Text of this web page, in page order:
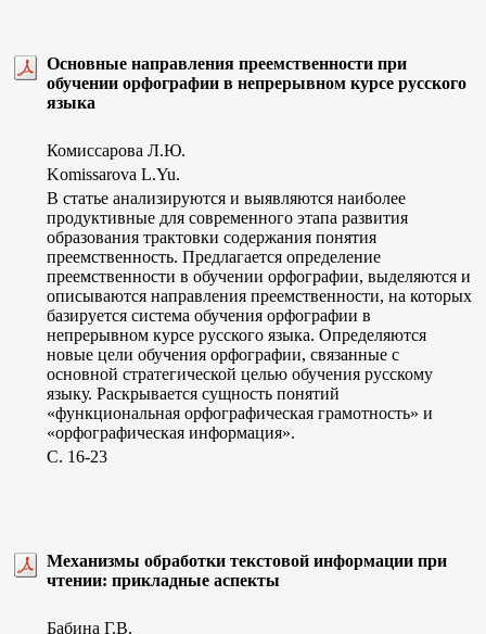
Основные направления преемственности при
обучении орфографии в непрерывном курсе русского
языка
Комиссарова Л.Ю.
Komissarova L.Yu.
В статье анализируются и выявляются наиболее
продуктивные для современного этапа развития
образования трактовки содержания понятия
преемственность. Предлагается определение
преемственности в обучении орфографии, выделяются и
описываются направления преемственности, на которых
базируется система обучения орфографии в
непрерывном курсе русского языка. Определяются
новые цели обучения орфографии, связанные с
основной стратегической целью обучения русскому
языку. Раскрывается сущность понятий
«функциональная орфографическая грамотность» и
«орфографическая информация».
C. 16-23
Механизмы обработки текстовой информации при
чтении: прикладные аспекты
Бабина Г.В.